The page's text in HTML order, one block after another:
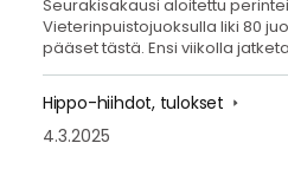
Seurakisakausi aloitettu
Vieterinpuistojuoksulla liki 80
pääset tästä. Ensi viikolla
Hippo-hiihdot, tulokset
4.3.2025